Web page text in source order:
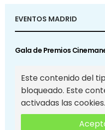
EVENTOS MADRID
Gala de Premios
Este contenido del
bloqueado. Este
activadas las cookies.